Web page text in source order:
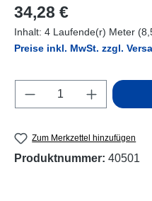
Regulärer Preis:
34,28 €
Inhalt: 4 Laufende(r) Meter
Preise inkl. MwSt. zzgl.
Produkt Anzahl:
Zum Merkzettel hinzufügen
Produktnummer: 40501